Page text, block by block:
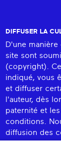
DIFFUSER LA
D'une
site sont
(copyright).
indiqué, vous
et diffuser
l'auteur, dès
paternité et
conditions.
diffusion des